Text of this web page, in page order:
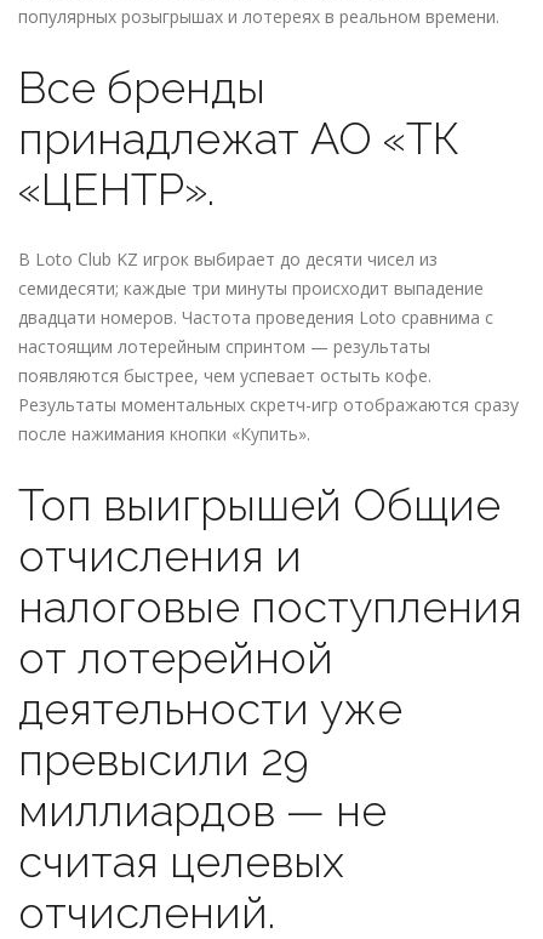
популярных розыгрышах и лотереях в реальном времени.
Все бренды
принадлежат АО «ТК
«ЦЕНТР».
В Loto Club KZ игрок выбирает до десяти чисел из
семидесяти; каждые три минуты происходит выпадение
двадцати номеров. Частота проведения Loto сравнима с
настоящим лотерейным спринтом — результаты
появляются быстрее, чем успевает остыть кофе.
Результаты моментальных скретч-игр отображаются сразу
после нажимания кнопки «Купить».
Топ выигрышей Общие
отчисления и
налоговые поступления
от лотерейной
деятельности уже
превысили 29
миллиардов — не
считая целевых
отчислений.